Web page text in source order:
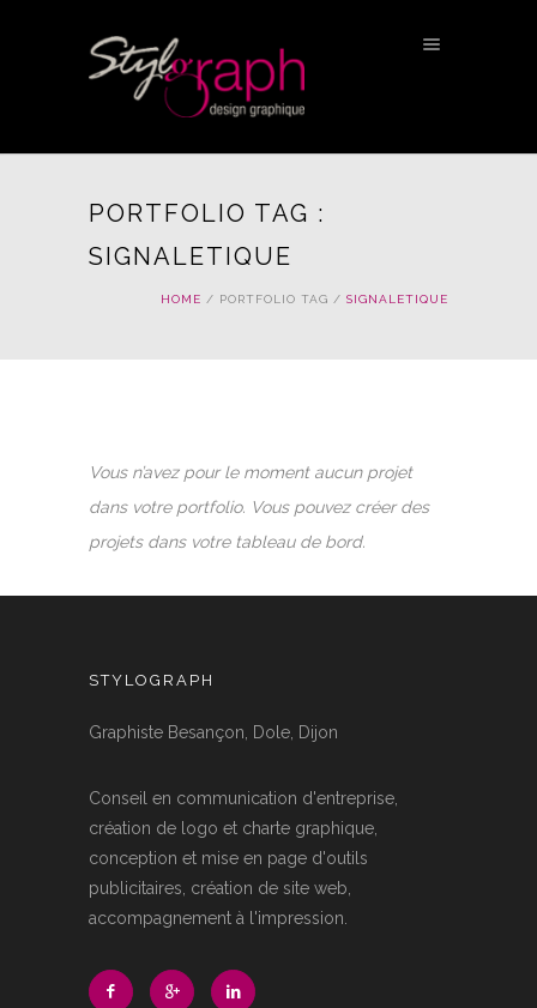
PORTFOLIO TAG :
SIGNALETIQUE
HOME / PORTFOLIO TAG / SIGNALETIQUE
Vous n’avez pour le moment aucun projet
dans votre portfolio. Vous pouvez créer des
projets dans votre tableau de bord.
STYLOGRAPH
Graphiste Besançon, Dole, Dijon
Conseil en communication d'entreprise,
création de logo et charte graphique,
conception et mise en page d'outils
publicitaires, création de site web,
accompagnement à l'impression.